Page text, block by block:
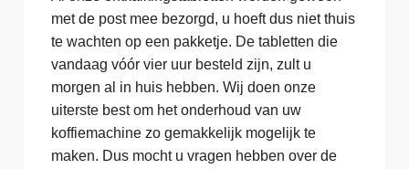
met de post mee bezorgd, u hoeft dus niet thuis
te wachten op een pakketje. De tabletten die
vandaag vóór vier uur besteld zijn, zult u
morgen al in huis hebben. Wij doen onze
uiterste best om het onderhoud van uw
koffiemachine zo gemakkelijk mogelijk te
maken. Dus mocht u vragen hebben over de